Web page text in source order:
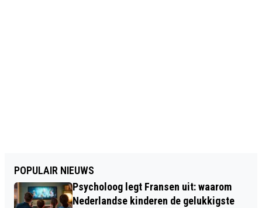
POPULAIR NIEUWS
Psycholoog legt Fransen uit: waarom
Nederlandse kinderen de gelukkigste